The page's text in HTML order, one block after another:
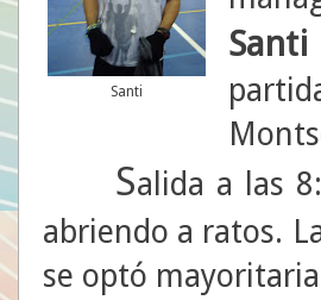
Santi
Santi
Salida a las
abriendo a ratos.
se optó